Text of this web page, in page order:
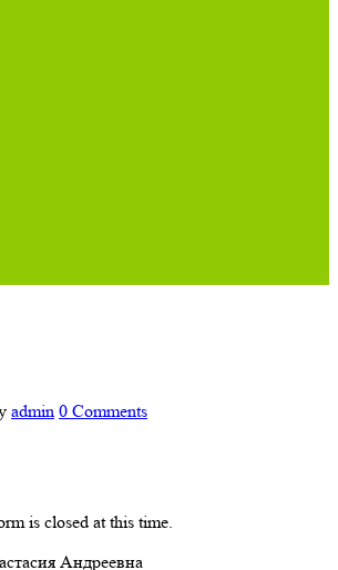
admin 0 Comments
is closed at this time.
Андреевна